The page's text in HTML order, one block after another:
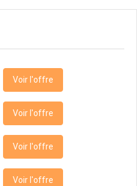
Voir l'offre
Voir l'offre
Voir l'offre
Voir l'offre